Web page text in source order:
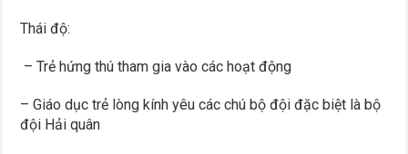
Thái độ:
– Trẻ hứng thú tham gia vào các hoạt động
– Giáo dục trẻ lòng kính yêu các chú bộ đội đặc biệt là bộ
đội Hải quân